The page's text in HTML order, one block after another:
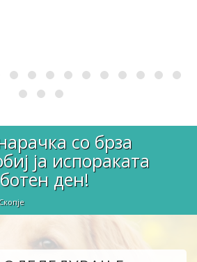
со брза
ја испораката
ден!